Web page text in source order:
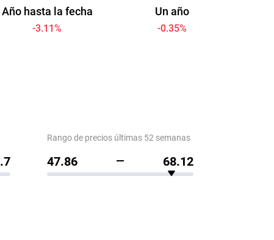
Año hasta la fecha
-3.11%
Un año
-0.35%
Rango de precios últimas 52 semanas
47.86 68.12